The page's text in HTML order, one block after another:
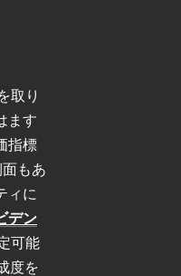
取り
ます
指標
もあ
ィに
デン
可能
度を